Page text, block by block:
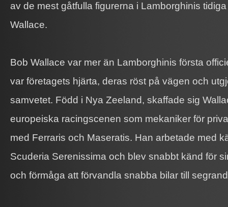
av de mest gåtfulla figurerna i Lamborghinis
Wallace.
Bob Wallace var mer än Lamborghinis första
var företagets hjärta, deras röst på vägen och
samvetet. Född i Nya Zeeland, skaffade sig
europeiska racingscenen som mekaniker för
med Ferraris och Maseratis. Han arbetade med
Scuderia Serenissima och blev snabbt känd för
och förmåga att förvandla snabba bilar till